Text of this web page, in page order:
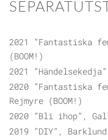
2021 ”Fantastiska
(BOOM!)
2021
2020 ”Fantastiska
Rejmyre (BOOM!)
2020 ”Bli ihop”,
2019 ”DIY”, Barklund